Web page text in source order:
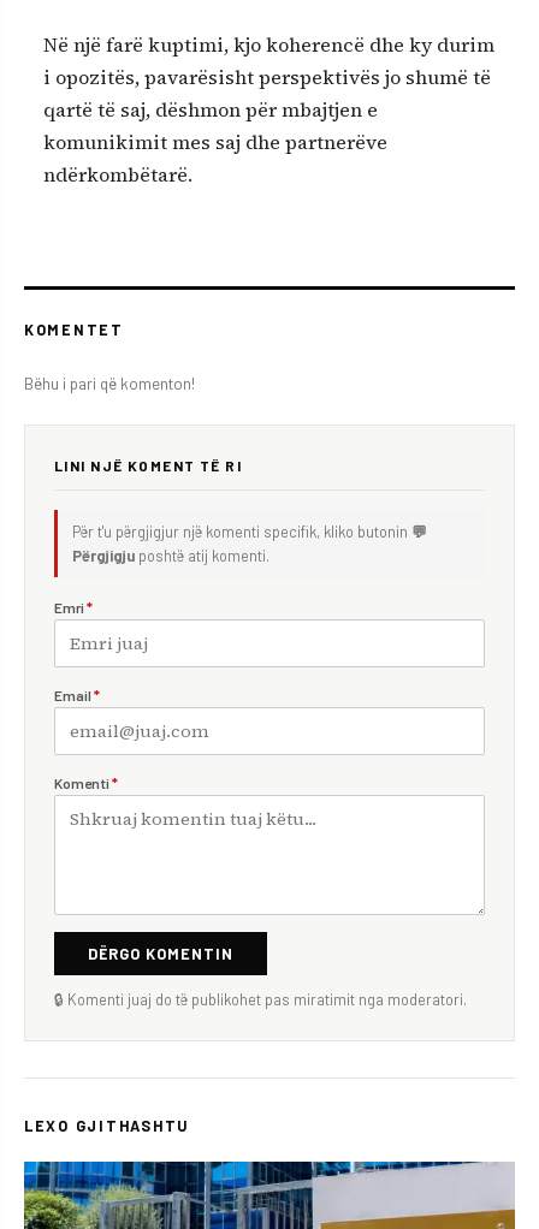
Në një farë kuptimi, kjo koherencë dhe ky durim
i opozitës, pavarësisht perspektivës jo shumë të
qartë të saj, dëshmon për mbajtjen e
komunikimit mes saj dhe partnerëve
ndërkombëtarë.
KOMENTET
Bëhu i pari që komenton!
LINI NJË KOMENT TË RI
Për t'u përgjigjur një komenti specifik, kliko butonin 💬
Përgjigju poshtë atij komenti.
Emri *
Email *
Komenti *
DËRGO KOMENTIN
🔒 Komenti juaj do të publikohet pas miratimit nga moderatori.
LEXO GJITHASHTU